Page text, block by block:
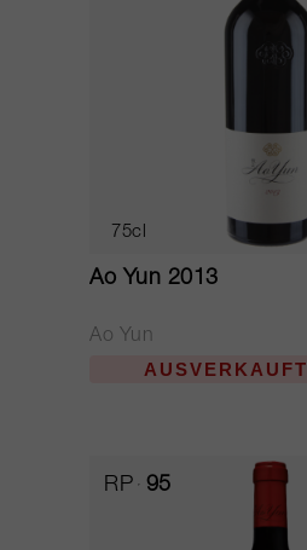
75cl
Ao Yun 2013
Ao Yun
AUSVERKAUFT
RP 95